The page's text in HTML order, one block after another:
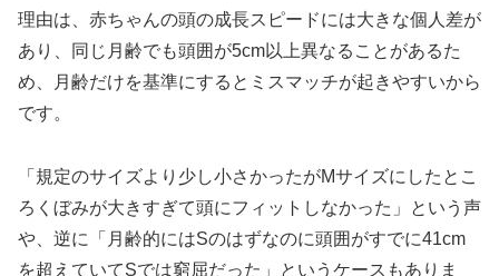
理由は、赤ちゃんの頭の成長スピードには大きな個人差が
あり、同じ月齢でも頭囲が5cm以上異なることがあるた
め、月齢だけを基準にするとミスマッチが起きやすいから
です。
「規定のサイズより少し小さかったがMサイズにしたとこ
ろくぼみが大きすぎて頭にフィットしなかった」という声
や、逆に「月齢的にはSのはずなのに頭囲がすでに41cm
を超えていてSでは窮屈だった」というケースもありま